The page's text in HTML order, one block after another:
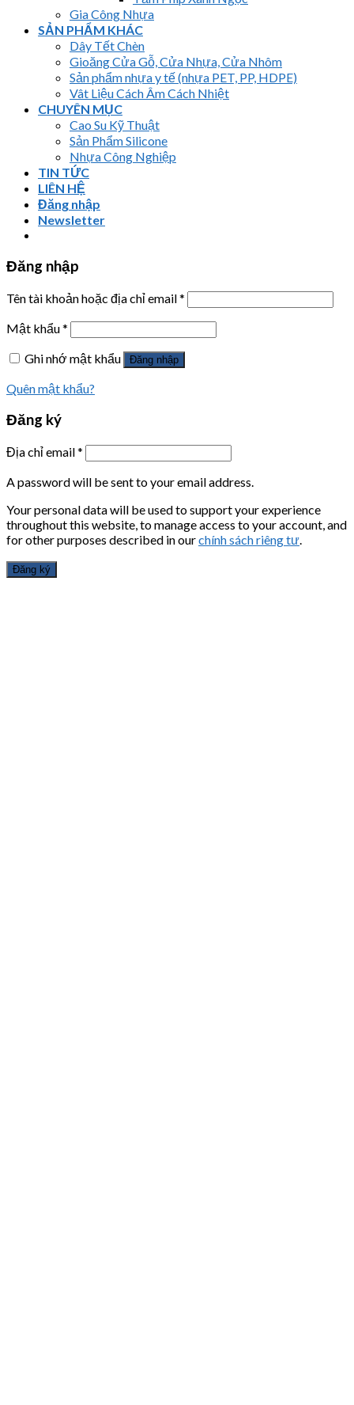
Gia Công Nhựa
SẢN PHẨM KHÁC
Dây Tết Chèn
Gioăng Cửa Gỗ, Cửa Nhựa, Cửa Nhôm
Sản phẩm nhựa y tế (nhựa PET, PP, HDPE)
Vât Liệu Cách Âm Cách Nhiệt
CHUYÊN MỤC
Cao Su Kỹ Thuật
Sản Phẩm Silicone
Nhựa Công Nghiệp
TIN TỨC
LIÊN HỆ
Đăng nhập
Newsletter
Đăng nhập
Tên tài khoản hoặc địa chỉ email*
Mật khẩu*
Ghi nhớ mật khẩu
Đăng nhập
Quên mật khẩu?
Đăng ký
Địa chỉ email*
A password will be sent to your email address.
Your personal data will be used to support your experience
throughout this website, to manage access to your account, and
for other purposes described in ourchính sách riêng tư.
Đăng ký